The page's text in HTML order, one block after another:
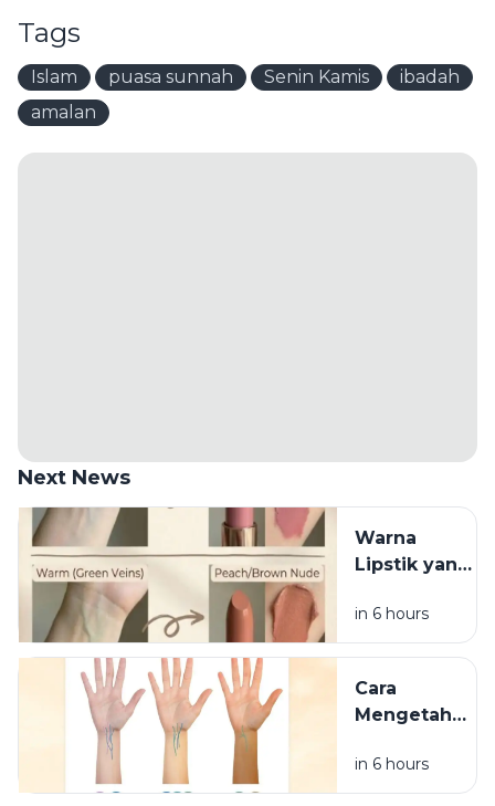
Tags
Islam puasa sunnah Senin Kamis
ibadah
amalan
Next News
Warna
Lipstik yang
Berdasarkan
Undertone
in 6 hours
Cara
Mengetahui
Kulit
dengan
in 6 hours